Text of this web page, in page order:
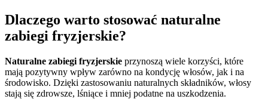
Dlaczego warto stosować naturalne
zabiegi fryzjerskie?
Naturalne zabiegi fryzjerskie przynoszą wiele korzyści, które
mają pozytywny wpływ zarówno na kondycję włosów, jak i na
środowisko. Dzięki zastosowaniu naturalnych składników, włosy
stają się zdrowsze, lśniące i mniej podatne na uszkodzenia.